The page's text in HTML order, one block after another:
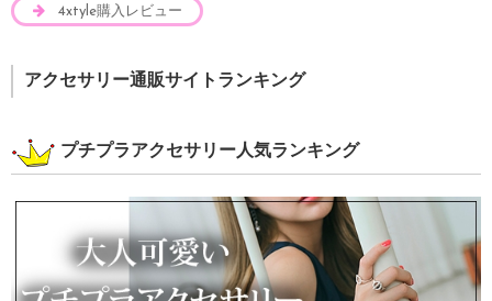
4xtyle購入レビュー
アクセサリー通販サイトランキング
プチプラアクセサリー人気ランキング